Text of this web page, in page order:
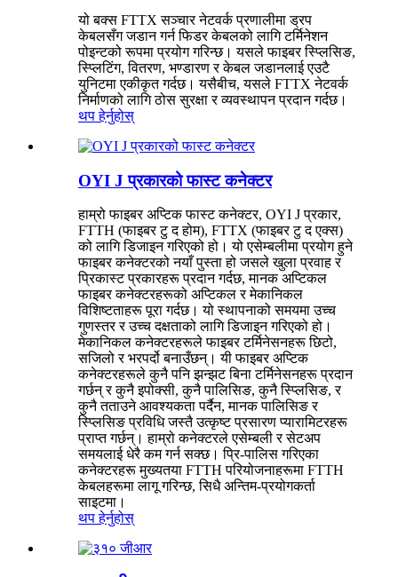
यो बक्स FTTX सञ्चार नेटवर्क प्रणालीमा ड्रप
केबलसँग जडान गर्न फिडर केबलको लागि टर्मिनेशन
पोइन्टको रूपमा प्रयोग गरिन्छ। यसले फाइबर स्प्लिसिङ,
स्प्लिटिंग, वितरण, भण्डारण र केबल जडानलाई एउटै
युनिटमा एकीकृत गर्दछ। यसैबीच, यसले FTTX नेटवर्क
निर्माणको लागि ठोस सुरक्षा र व्यवस्थापन प्रदान गर्दछ।
थप हेर्नुहोस्
OYI J प्रकारको फास्ट कनेक्टर
हाम्रो फाइबर अप्टिक फास्ट कनेक्टर, OYI J प्रकार,
FTTH (फाइबर टु द होम), FTTX (फाइबर टु द एक्स)
को लागि डिजाइन गरिएको हो। यो एसेम्बलीमा प्रयोग हुने
फाइबर कनेक्टरको नयाँ पुस्ता हो जसले खुला प्रवाह र
प्रिकास्ट प्रकारहरू प्रदान गर्दछ, मानक अप्टिकल
फाइबर कनेक्टरहरूको अप्टिकल र मेकानिकल
विशिष्टताहरू पूरा गर्दछ। यो स्थापनाको समयमा उच्च
गुणस्तर र उच्च दक्षताको लागि डिजाइन गरिएको हो।
मेकानिकल कनेक्टरहरूले फाइबर टर्मिनेसनहरू छिटो,
सजिलो र भरपर्दो बनाउँछन्। यी फाइबर अप्टिक
कनेक्टरहरूले कुनै पनि झन्झट बिना टर्मिनेसनहरू प्रदान
गर्छन् र कुनै इपोक्सी, कुनै पालिसिङ, कुनै स्प्लिसिङ, र
कुनै तताउने आवश्यकता पर्दैन, मानक पालिसिङ र
स्प्लिसिङ प्रविधि जस्तै उत्कृष्ट प्रसारण प्यारामिटरहरू
प्राप्त गर्छन्। हाम्रो कनेक्टरले एसेम्बली र सेटअप
समयलाई धेरै कम गर्न सक्छ। प्रि-पालिस गरिएका
कनेक्टरहरू मुख्यतया FTTH परियोजनाहरूमा FTTH
केबलहरूमा लागू गरिन्छ, सिधै अन्तिम-प्रयोगकर्ता
साइटमा।
थप हेर्नुहोस्